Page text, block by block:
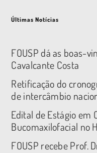
Últimas Notícias
FOUSP dá as boas-
Cavalcante Costa
Retificação do
de intercâmbio
Edital de Estágio em
Bucomaxilofacial no
FOUSP recebe Prof.